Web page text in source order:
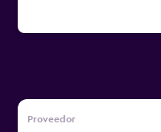
Proveedor